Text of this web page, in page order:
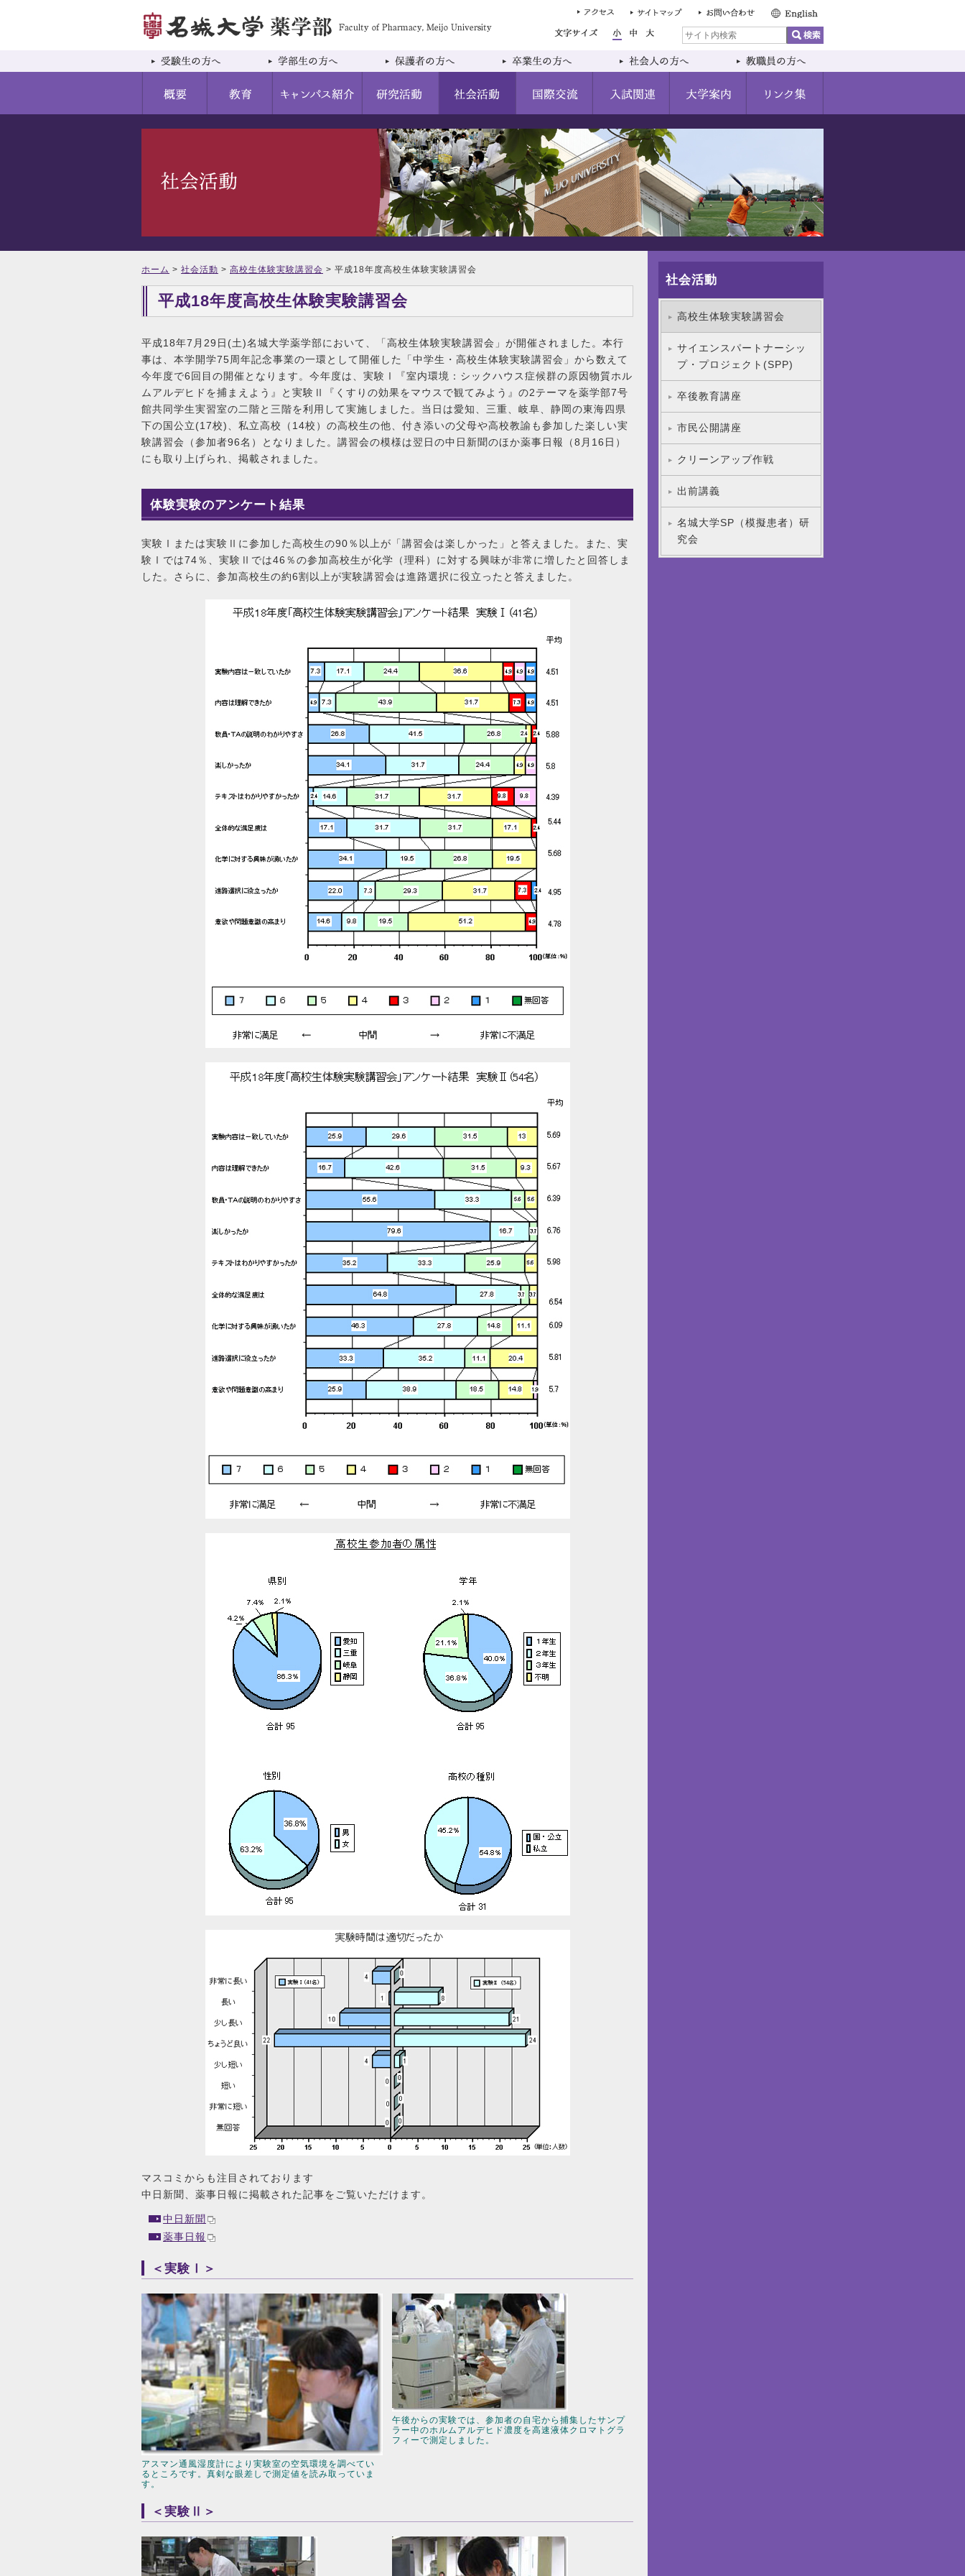
ホーム > 社会活動 > 高校生体験実験講習会 > 平成18年度高校生体験実験講習会
平成18年度高校生体験実験講習会
平成18年7月29日(土)名城大学薬学部において、「高校生体験実験講習会」が開催されました。本行
事は、本学開学75周年記念事業の一環として開催した「中学生・高校生体験実験講習会」から数えて
今年度で6回目の開催となります。今年度は、実験Ⅰ『室内環境：シックハウス症候群の原因物質ホル
ムアルデヒドを捕まえよう』と実験Ⅱ『くすりの効果をマウスで観てみよう』の2テーマを薬学部7号
館共同学生実習室の二階と三階を利用して実施しました。当日は愛知、三重、岐阜、静岡の東海四県
下の国公立(17校)、私立高校（14校）の高校生の他、付き添いの父母や高校教諭も参加した楽しい実
験講習会（参加者96名）となりました。講習会の模様は翌日の中日新聞のほか薬事日報（8月16日）
にも取り上げられ、掲載されました。
体験実験のアンケート結果
実験Ⅰまたは実験Ⅱに参加した高校生の90％以上が「講習会は楽しかった」と答えました。また、実
験Ⅰでは74％、実験Ⅱでは46％の参加高校生が化学（理科）に対する興味が非常に増したと回答しま
した。さらに、参加高校生の約6割以上が実験講習会は進路選択に役立ったと答えました。
マスコミからも注目されております
中日新聞、薬事日報に掲載された記事をご覧いただけます。
中日新聞
薬事日報
＜実験Ⅰ＞
アスマン通風湿度計により実験室の空気環境を調べてい
るところです。真剣な眼差しで測定値を読み取っていま
す。
午後からの実験では、参加者の自宅から捕集したサンプ
ラー中のホルムアルデヒド濃度を高速液体クロマトグラ
フィーで測定しました。
＜実験Ⅱ＞
社会活動
高校生体験実験講習会
サイエンスパートナーシッ
プ・プロジェクト(SPP)
卒後教育講座
市民公開講座
クリーンアップ作戦
出前講義
名城大学SP（模擬患者）研
究会